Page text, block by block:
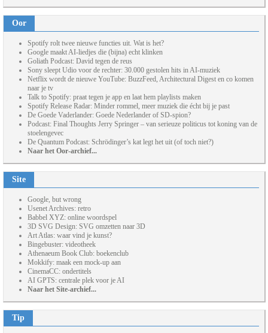
Oor
Spotify rolt twee nieuwe functies uit. Wat is het?
Google maakt AI-liedjes die (bijna) echt klinken
Goliath Podcast: David tegen de reus
Sony sleept Udio voor de rechter: 30.000 gestolen hits in AI-muziek
Netflix wordt de nieuwe YouTube: BuzzFeed, Architectural Digest en co komen
naar je tv
Talk to Spotify: praat tegen je app en laat hem playlists maken
Spotify Release Radar: Minder rommel, meer muziek die écht bij je past
De Goede Vaderlander: Goede Nederlander of SD-spion?
Podcast: Final Thoughts Jerry Springer – van serieuze politicus tot koning van de
stoelengevec
De Quantum Podcast: Schrödinger’s kat legt het uit (of toch niet?)
Naar het Oor-archief...
Site
Google, but wrong
Usenet Archives: retro
Babbel XYZ: online woordspel
3D SVG Design: SVG omzetten naar 3D
Art Atlas: waar vind je kunst?
Bingebuster: videotheek
Athenaeum Book Club: boekenclub
Mokkify: maak een mock-up aan
CinemaCC: ondertitels
AI GPTS: centrale plek voor je AI
Naar het Site-archief...
Tip